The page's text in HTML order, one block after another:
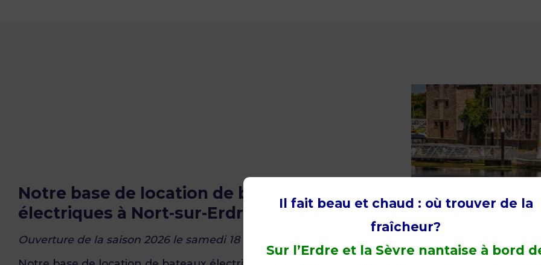
Notre base de location de bateaux
électriques à Nort-sur-Erdre
Ouverture de la saison 2026 le samedi 18 avril!
Il fait beau et chaud : où trouver de la
fraîcheur?
Sur l’Erdre et la Sèvre nantaise à bord